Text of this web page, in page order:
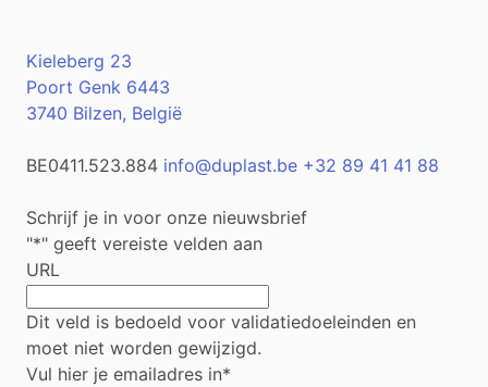
Kieleberg 23
Poort Genk 6443
3740 Bilzen, België
BE0411.523.884 info@duplast.be +32 89 41 41 88
Schrijf je in voor onze nieuwsbrief
"*" geeft vereiste velden aan
URL
Dit veld is bedoeld voor validatiedoeleinden en
moet niet worden gewijzigd.
Vul hier je emailadres in*